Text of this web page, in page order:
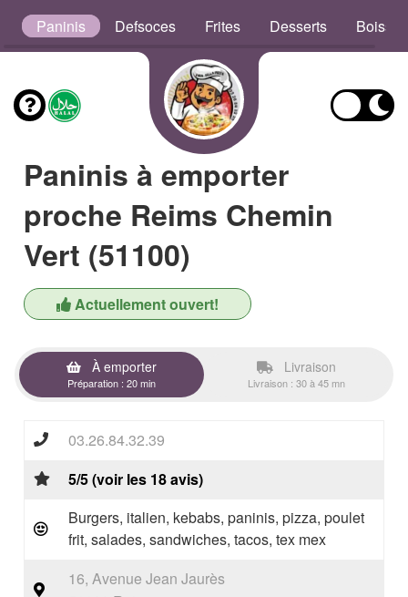
Paninis Defsoces Frites Desserts
Paninis à emporter
proche Reims Chemin
Vert (51100)
Actuellement ouvert!
À emporter
Préparation : 20 min
Livraison
Livraison : 30 à 45 mn
03.26.84.32.39
5/5 (voir les 18 avis)
Burgers, italien, kebabs, paninis, pizza, poulet
frit, salades, sandwiches, tacos, tex mex
16, Avenue Jean Jaurès